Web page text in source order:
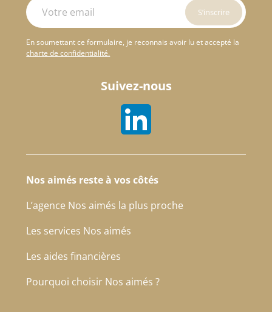
En soumettant ce formulaire, je reconnais avoir lu et accepté la
charte de confidentialité.
Suivez-nous
Nos aimés reste à vos côtés
L’agence Nos aimés la plus proche
Les services Nos aimés
Les aides financières
Pourquoi choisir Nos aimés ?